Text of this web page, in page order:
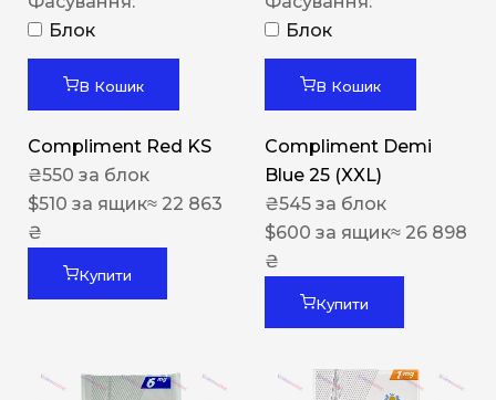
Блок
В Кошик
Compliment Red KS
₴550 за блок
$510 за ящик≈ 22 863
₴
Купити
Блок
В Кошик
Compliment Demi
Blue 25 (XXL)
₴545 за блок
$600 за ящик≈ 26 898
₴
Купити